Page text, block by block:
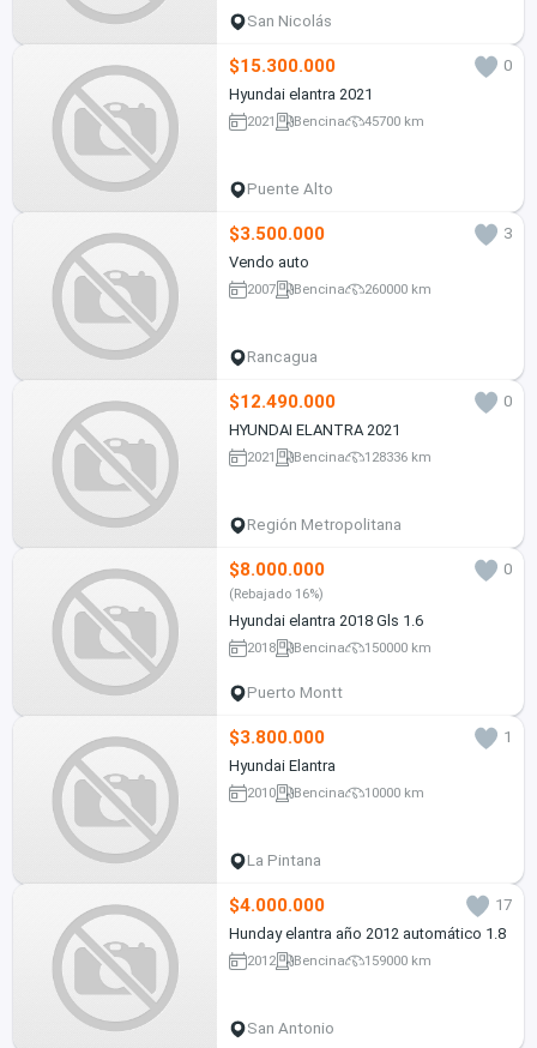
San Nicolás
$15.300.000
0
Hyundai elantra 2021
2021 Bencina 45700 km
Puente Alto
$3.500.000
3
Vendo auto
2007 Bencina 260000 km
Rancagua
$12.490.000
0
HYUNDAI ELANTRA 2021
2021 Bencina 128336 km
Región Metropolitana
$8.000.000 0
(Rebajado 16%)
Hyundai elantra 2018 Gls 1.6
2018 Bencina 150000 km
Puerto Montt
$3.800.000
1
Hyundai Elantra
2010 Bencina 10000 km
La Pintana
$4.000.000
17
Hunday elantra año 2012 automático 1.8
2012 Bencina 159000 km
San Antonio